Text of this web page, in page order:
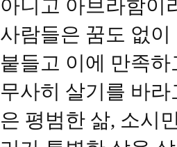
아니고 아브라함이
사람들은 꿈도 없
붙들고 이에 만족
무사히 살기를 바
은 평범한 삶, 소시